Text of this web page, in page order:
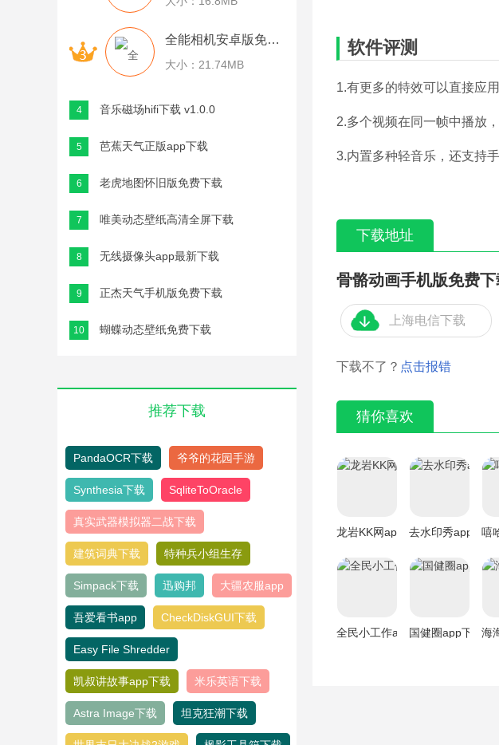
全能相机安卓版免费下载 v6.2.2.021118
大小：21.74MB
4 音乐磁场hifi下载 v1.0.0
5 芭蕉天气正版app下载
6 老虎地图怀旧版免费下载
7 唯美动态壁纸高清全屏下载
8 无线摄像头app最新下载
9 正杰天气手机版免费下载
10 蝴蝶动态壁纸免费下载
推荐下载
PandaOCR下载 爷爷的花园手游
Synthesia下载 SqliteToOracle
真实武器模拟器二战下载
建筑词典下载 特种兵小组生存
Simpack下载 迅购邦 大疆农服app
吾爱看书app CheckDiskGUI下载
Easy File Shredder
凯叔讲故事app下载 米乐英语下载
Astra Image下载 坦克狂潮下载
软件评测
1.有更多的特效可以直接应
2.多个视频在同一帧中播放
3.内置多种轻音乐，还支持
下载地址
骨骼动画手机版免费下
上海电信下载
下载不了？ 点击报错
猜你喜欢
龙岩KK网app下载去水印秀app下载
嘻
全民小工作app下载国健圈app下载海